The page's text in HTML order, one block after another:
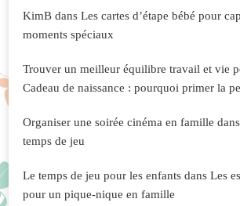
KimB dans Les cartes d’étape bébé pour
moments spéciaux
Trouver un meilleur équilibre travail et vie
Cadeau de naissance : pourquoi primer la
Organiser une soirée cinéma en famille dans
temps de jeu
Le temps de jeu pour les enfants dans Les
pour un pique-nique en famille